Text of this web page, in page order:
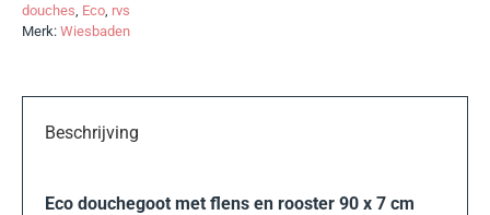
douches Eco rvs
Merk: Wiesbaden
Beschrijving
Eco douchegoot met flens en rooster 90 x 7 cm